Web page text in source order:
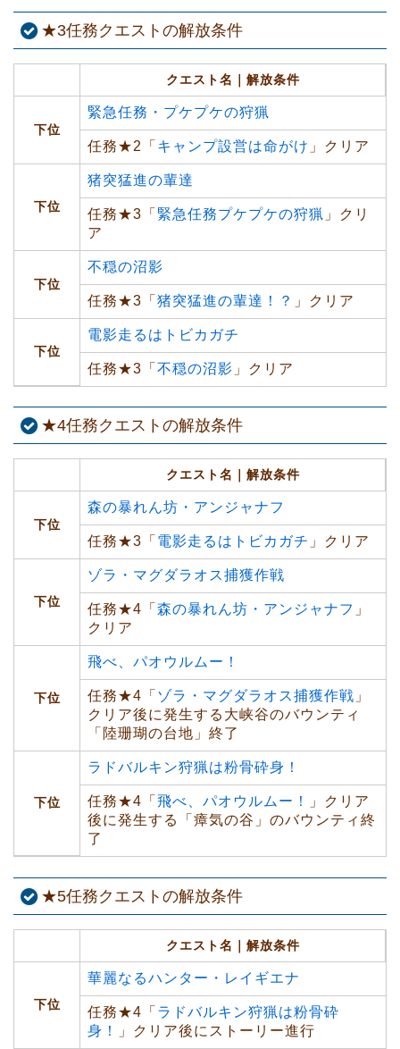
★3任務クエストの解放条件
クエスト名｜解放条件
下位
緊急任務・プケプケの狩猟
任務★2「 キャンプ設営は命がけ 」クリア
下位
猪突猛進の輩達
任務★3「 緊急任務プケプケの狩猟 」クリ
ア
下位
不穏の沼影
任務★3「 猪突猛進の輩達！？ 」クリア
下位
電影走るはトビカガチ
任務★3「 不穏の沼影 」クリア
★4任務クエストの解放条件
クエスト名｜解放条件
下位
森の暴れん坊・アンジャナフ
任務★3「 電影走るはトビカガチ 」クリア
下位
ゾラ・マグダラオス捕獲作戦
任務★4「 森の暴れん坊・アンジャナフ 」
クリア
下位
飛べ、パオウルムー！
任務★4「 ゾラ・マグダラオス捕獲作戦 」
クリア後に発生する大峡谷のバウンティ
「陸珊瑚の台地」終了
下位
ラドバルキン狩猟は粉骨砕身！
任務★4「 飛べ、パオウルムー！
」クリア
後に発生する「瘴気の谷」のバウンティ終
了
★5任務クエストの解放条件
クエスト名｜解放条件
下位
華麗なるハンター・レイギエナ
任務★4「 ラドバルキン狩猟は粉骨砕
身！
」クリア後にストーリー進行